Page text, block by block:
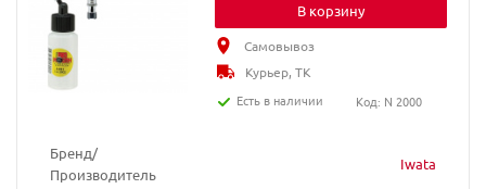
Бренд/
Производитель
Iwata
В корзину
Самовывоз
Курьер, ТК
Есть в наличии
Код: N 2000